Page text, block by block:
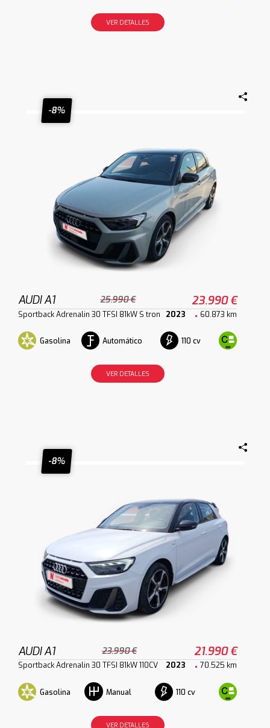
VER DETALLES
-8%
AUDI A1 25.990 € 23.990 €
Sportback Adrenalin 30 TFSI 81kW S tron 2023 60.873 km
Gasolina Automático 110 cv
VER DETALLES
-8%
AUDI A1 23.990 € 21.990 €
Sportback Adrenalin 30 TFSI 81kW 110CV 2023 70.525 km
Gasolina Manual 110 cv
VER DETALLES